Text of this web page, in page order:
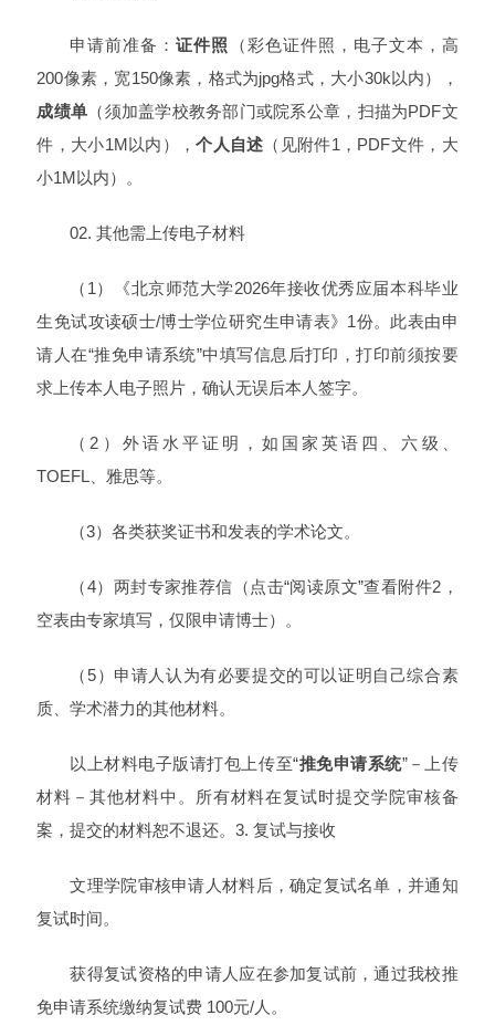
申请前准备：证件照
（彩色证件照，电子文本，高
200像素，宽150像素，格式为jpg格式，大小30k以内），
成绩单 （须加盖学校教务部门或院系公章，扫描为PDF文
件，大小1M以内），个人自述 （见附件1，PDF文件，大
小1M以内）。
02. 其他需上传电子材料
（1）《北京师范大学2026年接收优秀应届本科毕业
生免试攻读硕士/博士学位研究生申请表》1份。此表由申
请人在“推免申请系统”中填写信息后打印，打印前须按要
求上传本人电子照片，确认无误后本人签字。
（2）外语水平证明，如国家英语四、六级、
TOEFL、雅思等。
（3）各类获奖证书和发表的学术论文。
（4）两封专家推荐信（点击“阅读原文”查看附件2，
空表由专家填写，仅限申请博士）。
（5）申请人认为有必要提交的可以证明自己综合素
质、学术潜力的其他材料。
以上材料电子版请打包上传至“推免申请系统”－上传
材料－其他材料中。所有材料在复试时提交学院审核备
案，提交的材料恕不退还。3. 复试与接收
文理学院审核申请人材料后，确定复试名单，并通知
复试时间。
获得复试资格的申请人应在参加复试前，通过我校推
免申请系统缴纳复试费 100元/人。